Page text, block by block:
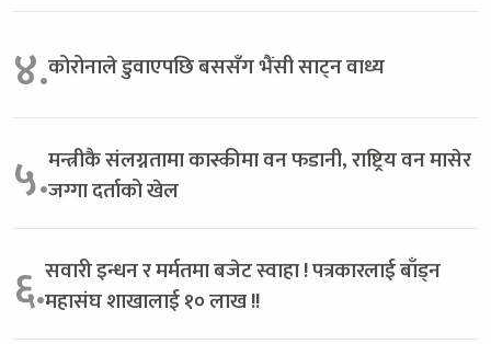
४.कोरोनाले डुवाएपछि बससँग भैंसी साट्न वाध्य
५.मन्त्रीकै संलग्नतामा कास्कीमा वन फडानी, राष्ट्रिय वन मासेर
जग्गा दर्ताको खेल
६.सवारी इन्धन र मर्मतमा बजेट स्वाहा ! पत्रकारलाई बाँड्न
महासंघ शाखालाई १० लाख !!